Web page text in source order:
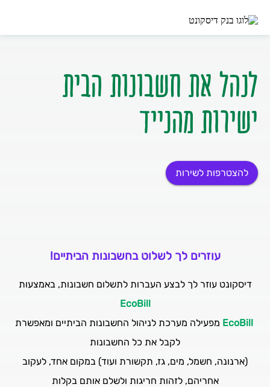
ישירות מהנייד
להצטרפות לשירות
עוזרים לך לשלוט בחשבונות הביתיים!
דיסקונט עוזר לך לבצע העברות לתשלום חשבונות, באמצעות
EcoBill
EcoBill מפעילה מערכת לניהול החשבונות הביתיים ומאפשרת
לקבל את כל החשבונות
(ארנונה, חשמל, מים, גז, תקשורת ועוד) במקום אחד, לעקוב
אחריהם, לזהות חריגות ולשלם אותם בקלות